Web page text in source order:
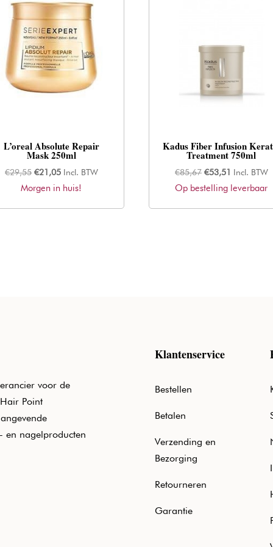
L’oreal Absolute Repair
Mask 250ml
€29,55 Oorspronkelijke
prijs
€21,05Huidige
prijs
Incl. BTW
Morgen in huis!
Kadus Fiber Infusion
Treatment 750ml
€85,67 Oorspronkelijke
prijs
€53,51 Huidige
prijs
Incl. BTW
Op bestelling leverbaar
voor de
Point
en nagelproducten
Klantenservice
Bestellen
Betalen
Verzending en
Bezorging
Retourneren
Garantie